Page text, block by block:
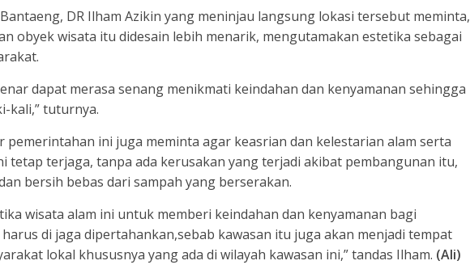
DR Ilham Azikin yang meninjau langsung lokasi tersebut meminta,
obyek wisata itu didesain lebih menarik, mengutamakan estetika sebagai
dapat merasa senang menikmati keindahan dan kenyamanan sehingga
kali,” tuturnya.
ini juga meminta agar keasrian dan kelestarian alam serta
tetap terjaga, tanpa ada kerusakan yang terjadi akibat pembangunan itu,
bersih bebas dari sampah yang berserakan.
wisata alam ini untuk memberi keindahan dan kenyamanan bagi
di jaga dipertahankan,sebab kawasan itu juga akan menjadi tempat
lokal khususnya yang ada di wilayah kawasan ini,” tandas Ilham. (Ali)